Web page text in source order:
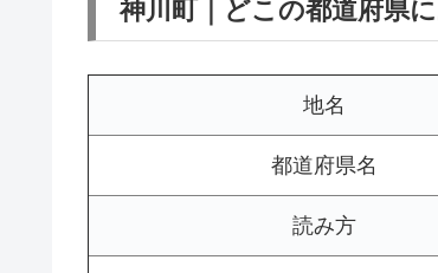
神川町｜どこの都道府県
地名
都道府県名
読み方